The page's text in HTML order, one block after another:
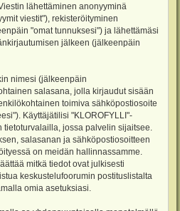
lähettäminen anonyyminä
viestit"), rekisteröityminen
"omat tunnuksesi") ja lähettämäsi
jälkeen (jälkeenpäin
nimesi (jälkeenpäin
salasana, jolla kirjaudut sisään
toimiva sähköpostiosoite
Käyttäjätilisi "KLOROFYLLI"-
jossa palvelin sijaitsee.
salasanan ja sähköpostiosoitteen
on meidän hallinnassamme.
mitkä tiedot ovat julkisesti
keskustelufoorumin postituslistalta
omia asetuksiasi.